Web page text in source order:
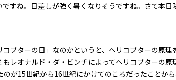
すね。日差しが強く暑くなりそうですね。さて本
プターの日」なのかというと、ヘリコプターの原
レオナルド・ダ・ビンチによってヘリコプターの
が15世紀から16世紀にかけてのころだったことか